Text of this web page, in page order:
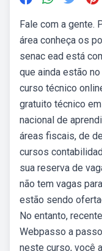
Fale com a gente.
área conheça os
senac ead está
que ainda estão
curso técnico
gratuito técnico
nacional de
áreas fiscais, de
cursos
sua reserva de
não tem vagas
estão sendo
No entanto,
Webpasso a
neste curso, você